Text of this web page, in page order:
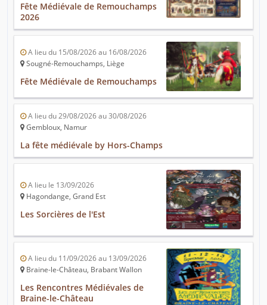
Fête Médiévale de Remouchamps
2026
A lieu du 15/08/2026 au 16/08/2026
Sougné-Remouchamps, Liège
Fête Médiévale de Remouchamps
A lieu du 29/08/2026 au 30/08/2026
Gembloux, Namur
La fête médiévale by Hors-Champs
A lieu le 13/09/2026
Hagondange, Grand Est
Les Sorcières de l'Est
A lieu du 11/09/2026 au 13/09/2026
Braine-le-Château, Brabant Wallon
Les Rencontres Médiévales de
Braine-le-Château